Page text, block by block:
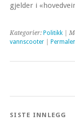
gjelder i
Kategorier: Politikk |
vannscooter
SISTE INNLEGG